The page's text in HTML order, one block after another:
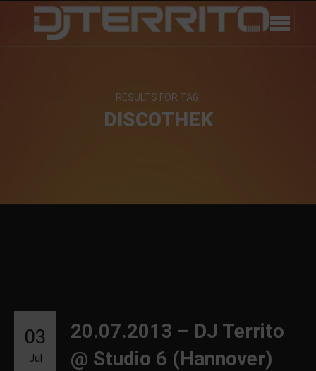
RESULTS FOR TAG:
DISCOTHEK
20.07.2013 – DJ Territo
@ Studio 6 (Hannover)
03
Jul